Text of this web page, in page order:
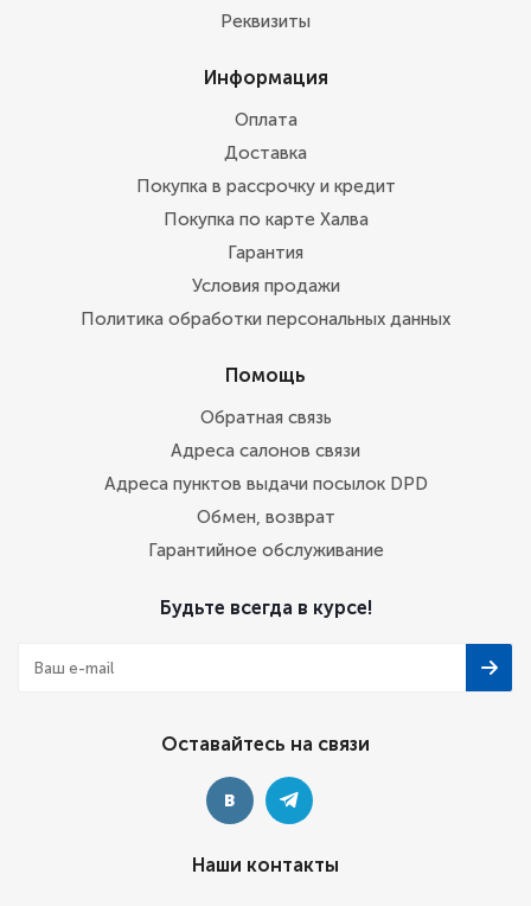
Реквизиты
Информация
Оплата
Доставка
Покупка в рассрочку и кредит
Покупка по карте Халва
Гарантия
Условия продажи
Политика обработки персональных данных
Помощь
Обратная связь
Адреса салонов связи
Адреса пунктов выдачи посылок DPD
Обмен, возврат
Гарантийное обслуживание
Будьте всегда в курсе!
Оставайтесь на связи
Наши контакты